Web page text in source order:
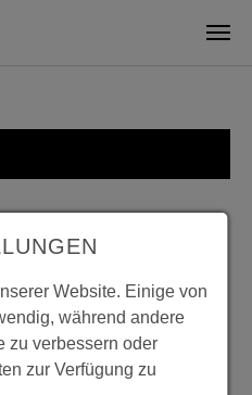
08:00 bis 18:00;
Website. Einige von
während andere
zu verbessern oder
zur Verfügung zu